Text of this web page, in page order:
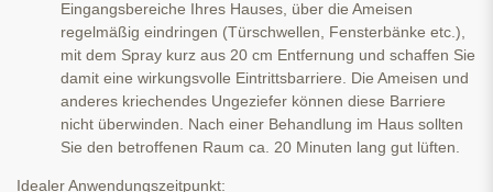
Eingangsbereiche Ihres Hauses, über die Ameisen
regelmäßig eindringen (Türschwellen, Fensterbänke etc.),
mit dem Spray kurz aus 20 cm Entfernung und schaffen Sie
damit eine wirkungsvolle Eintrittsbarriere. Die Ameisen und
anderes kriechendes Ungeziefer können diese Barriere
nicht überwinden. Nach einer Behandlung im Haus sollten
Sie den betroffenen Raum ca. 20 Minuten lang gut lüften.
Idealer Anwendungszeitpunkt: